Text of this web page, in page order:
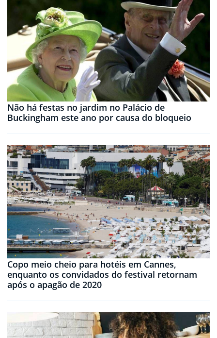
Não há festas no jardim no Palácio de
Buckingham este ano por causa do bloqueio
Copo meio cheio para hotéis em Cannes,
enquanto os convidados do festival retornam
após o apagão de 2020